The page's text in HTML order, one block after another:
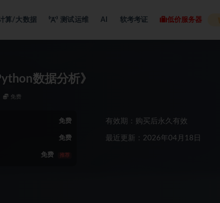
算/大数据 测试运维 AI 软考考证 低价服务器
数据分析》
免费
免费
免费
免费 推荐
有效期：购买后永久有效
最近更新：2026年04月18日